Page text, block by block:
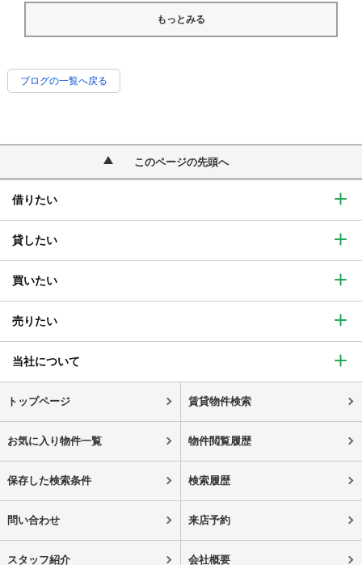
もっとみる
ブログの一覧へ戻る
このページの先頭へ
借りたい
貸したい
買いたい
売りたい
当社について
トップページ 賃貸物件検索
お気に入り物件一覧 物件閲覧履歴
保存した検索条件 検索履歴
問い合わせ 来店予約
スタッフ紹介 会社概要